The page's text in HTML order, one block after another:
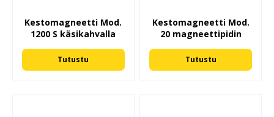
Kestomagneetti Mod.
1200 S käsikahvalla
Tutustu
Kestomagneetti Mod.
20 magneettipidin
Tutustu